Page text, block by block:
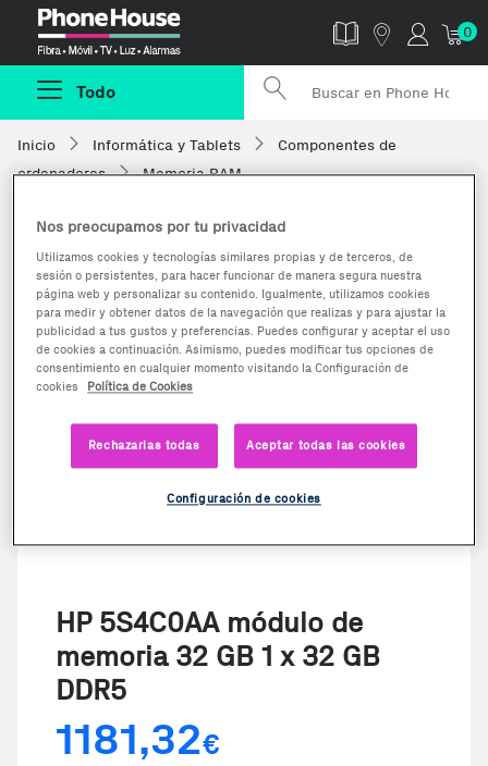
0
Todo
Inicio Informática y Tablets
Componentes de
ordenadores
Memoria RAM
HP 5S4C0AA módulo de
memoria 32 GB 1 x 32 GB
DDR5
1181,32€
Nos preocupamos por tu privacidad
Utilizamos cookies y tecnologías similares propias y de terceros, de
sesión o persistentes, para hacer funcionar de manera segura nuestra
página web y personalizar su contenido. Igualmente, utilizamos cookies
para medir y obtener datos de la navegación que realizas y para ajustar la
publicidad a tus gustos y preferencias. Puedes configurar y aceptar el uso
de cookies a continuación. Asimismo, puedes modificar tus opciones de
consentimiento en cualquier momento visitando la Configuración de
cookies
Política de Cookies
Rechazarlas todas Aceptar todas las cookies
Configuración de cookies